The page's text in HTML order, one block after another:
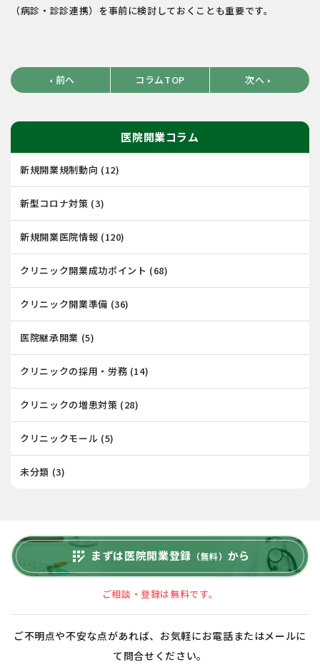
（病診・診診連携）を事前に検討しておくことも重要です。
arrow_left 前へ コラムTOP 次へ arrow_right
医院開業コラム
新規開業規制動向 (12)
新型コロナ対策 (3)
新規開業医院情報 (120)
クリニック開業成功ポイント (68)
クリニック開業準備 (36)
医院継承開業 (5)
クリニックの採用・労務 (14)
クリニックの増患対策 (28)
クリニックモール (5)
未分類 (3)
app_registration まずは医院開業登録 （無料） から
ご相談・登録は無料です。
ご不明点や不安な点があれば、お気軽にお電話またはメールに
て問合せください。